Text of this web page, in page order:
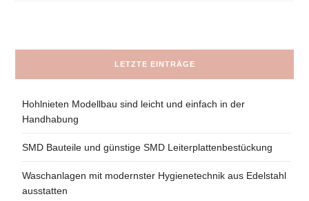
LETZTE EINTRÄGE
Hohlnieten Modellbau sind leicht und einfach in der
Handhabung
SMD Bauteile und günstige SMD Leiterplattenbestückung
Waschanlagen mit modernster Hygienetechnik aus Edelstahl
ausstatten